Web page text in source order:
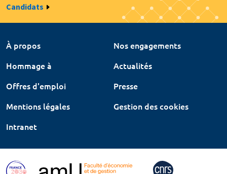
Candidats
À propos
Nos engagements
Hommage à
Actualités
Offres d'emploi
Presse
Mentions légales
Gestion des cookies
Intranet